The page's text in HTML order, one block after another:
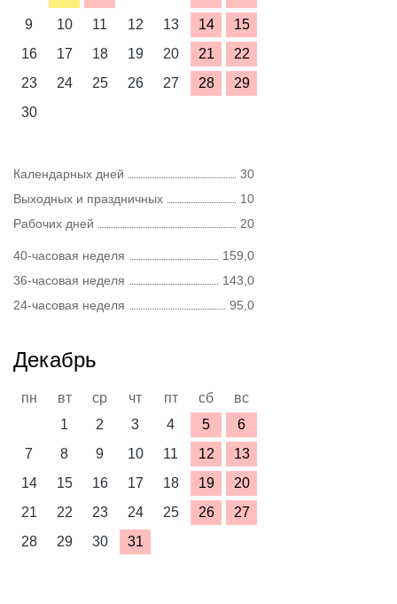
9
10 11 12 13 14
15
16
17 18 19 20 21
22
23
24 25 26 27 28
29
30
Календарных дней
30
Выходных и праздничных
10
Рабочих дней
20
40-часовая неделя
159,0
36-часовая неделя
143,0
24-часовая неделя
95,0
Декабрь
пн вт ср чт пт сб
вс
1
2 3 4 5
6
7
8 9 10 11 12
13
14
15 16 17 18 19
20
21
22 23 24 25 26
27
28
29 30 31